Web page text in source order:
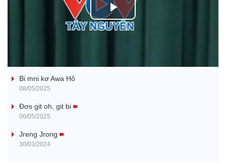
P
a
Bi mni kơ Awa Hô
08/05/2025
Đơs git oh, git bi
06/05/2025
Jreng Jrong
30/03/2024